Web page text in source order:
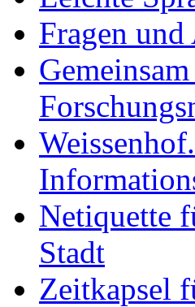
Fragen
Netiquette
Stadt
Zeitkapsel